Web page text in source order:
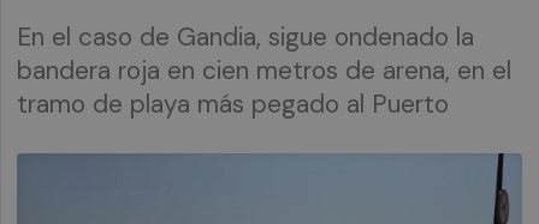
En el caso de Gandia, sigue ondenado la
bandera roja en cien metros de arena, en el
tramo de playa más pegado al Puerto